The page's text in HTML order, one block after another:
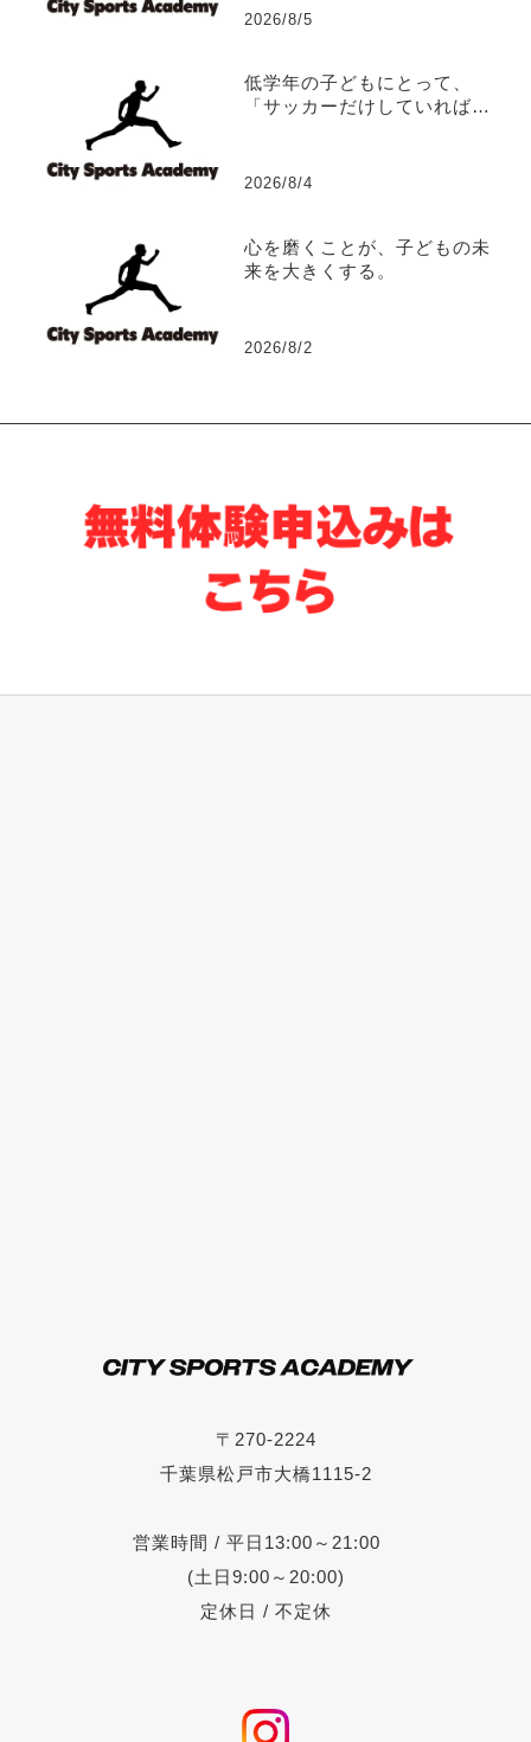
2026/8/5
低学年の子どもにとって、
「サッカーだけしていれば、
2026/8/4
心を磨くことが、子どもの未
来を大きくする。
2026/8/2
〒270-2224
千葉県松戸市大橋1115-2
営業時間 / 平日13:00～21:00
(土日9:00～20:00)
定休日 / 不定休